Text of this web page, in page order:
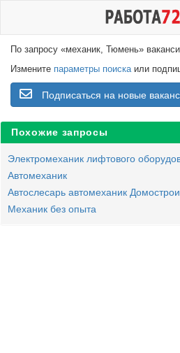
По запросу «механик, Тюмень»
Измените параметры поискаили
Подписаться на новые
Похожие запросы
Электромеханик лифтового
Автомеханик
Автослесарь автомеханик
Механик без опыта